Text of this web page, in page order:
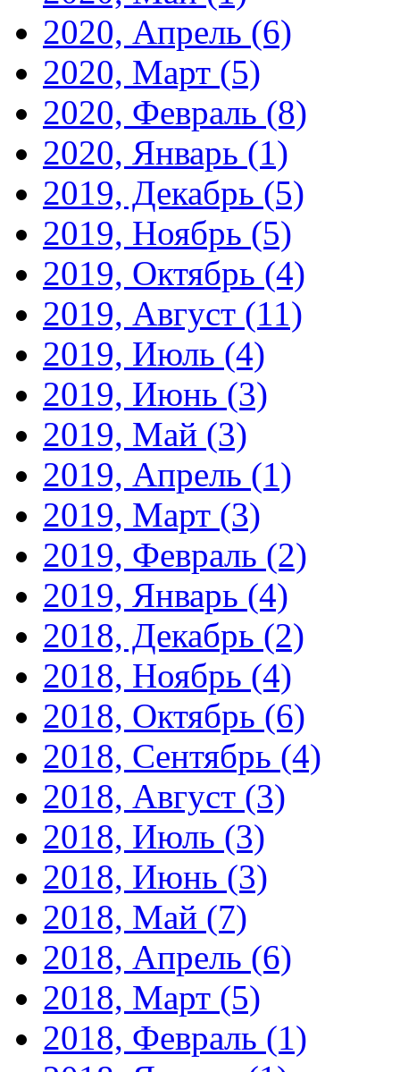
2020, Апрель (6)
2020, Март (5)
2020, Февраль (8)
2020, Январь (1)
2019, Декабрь (5)
2019, Ноябрь (5)
2019, Октябрь (4)
2019, Август (11)
2019, Июль (4)
2019, Июнь (3)
2019, Май (3)
2019, Апрель (1)
2019, Март (3)
2019, Февраль (2)
2019, Январь (4)
2018, Декабрь (2)
2018, Ноябрь (4)
2018, Октябрь (6)
2018, Сентябрь (4)
2018, Август (3)
2018, Июль (3)
2018, Июнь (3)
2018, Май (7)
2018, Апрель (6)
2018, Март (5)
2018, Февраль (1)